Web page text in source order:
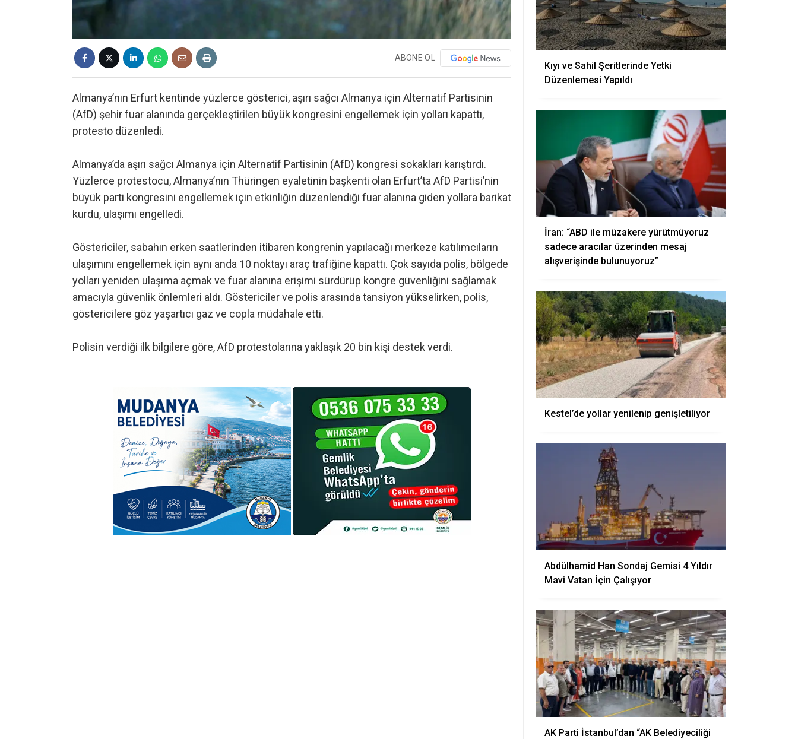
ABONE OL
Almanya’nın Erfurt kentinde yüzlerce gösterici, aşırı sağcı Almanya için Alternatif Partisinin
(AfD) şehir fuar alanında gerçekleştirilen büyük kongresini engellemek için yolları kapattı,
protesto düzenledi.
Almanya’da aşırı sağcı Almanya için Alternatif Partisinin (AfD) kongresi sokakları karıştırdı.
Yüzlerce protestocu, Almanya’nın Thüringen eyaletinin başkenti olan Erfurt’ta AfD Partisi’nin
büyük parti kongresini engellemek için etkinliğin düzenlendiği fuar alanına giden yollara barikat
kurdu, ulaşımı engelledi.
Göstericiler, sabahın erken saatlerinden itibaren kongrenin yapılacağı merkeze katılımcıların
ulaşımını engellemek için aynı anda 10 noktayı araç trafiğine kapattı. Çok sayıda polis, bölgede
yolları yeniden ulaşıma açmak ve fuar alanına erişimi sürdürüp kongre güvenliğini sağlamak
amacıyla güvenlik önlemleri aldı. Göstericiler ve polis arasında tansiyon yükselirken, polis,
göstericilere göz yaşartıcı gaz ve copla müdahale etti.
Polisin verdiği ilk bilgilere göre, AfD protestolarına yaklaşık 20 bin kişi destek verdi.
Kıyı ve Sahil Şeritlerinde Yetki
Düzenlemesi Yapıldı
İran: “ABD ile müzakere yürütmüyoruz
sadece aracılar üzerinden mesaj
alışverişinde bulunuyoruz”
Kestel’de yollar yenilenip genişletiliyor
Abdülhamid Han Sondaj Gemisi 4 Yıldır
Mavi Vatan İçin Çalışıyor
AK Parti İstanbul’dan “AK Belediyeciliği